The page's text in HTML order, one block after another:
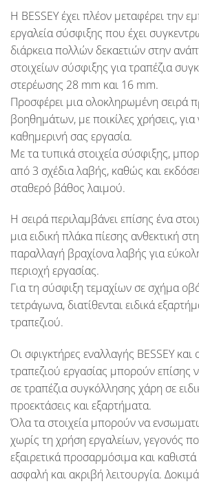
Η BESSEY έχει πλέον μεταφέρει την
εργαλεία σύσφιξης που έχει
διάρκεια πολλών δεκαετιών στην
στοιχείων σύσφιξης για τραπέζια
στερέωσης 28 mm και 16 mm.
Προσφέρει μια ολοκληρωμένη σειρά
βοηθημάτων, με ποικίλες χρήσεις, για
καθημερινή σας εργασία.
Με τα τυπικά στοιχεία σύσφιξης,
από 3 σχέδια λαβής, καθώς και
σταθερό βάθος λαιμού.
Η σειρά περιλαμβάνει επίσης ένα
μια ειδική πλάκα πίεσης ανθεκτική
παραλλαγή βραχίονα λαβής για
περιοχή εργασίας.
Για τη σύσφιξη τεμαχίων σε σχήμα
τετράγωνα, διατίθενται ειδικά
τραπεζιού.
Οι σφιγκτήρες εναλλαγής BESSEY και
τραπεζιού εργασίας μπορούν επίσης
σε τραπέζια συγκόλλησης χάρη σε
προεκτάσεις και εξαρτήματα.
Όλα τα στοιχεία μπορούν να
χωρίς τη χρήση εργαλείων, γεγονός
εξαιρετικά προσαρμόσιμα και
ασφαλή και ακριβή λειτουργία.